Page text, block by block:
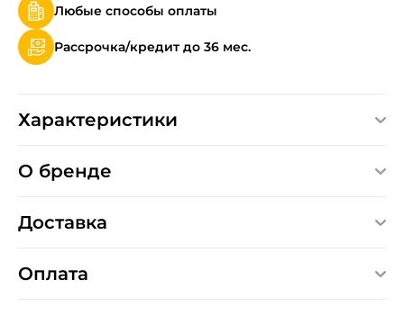
Любые способы оплаты
Рассрочка/кредит до 36 мес.
Характеристики
О бренде
Доставка
Оплата